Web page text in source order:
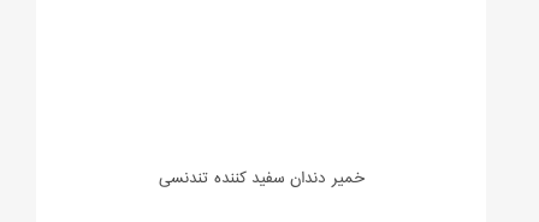
خمیر دندان سفید کننده تندنسی